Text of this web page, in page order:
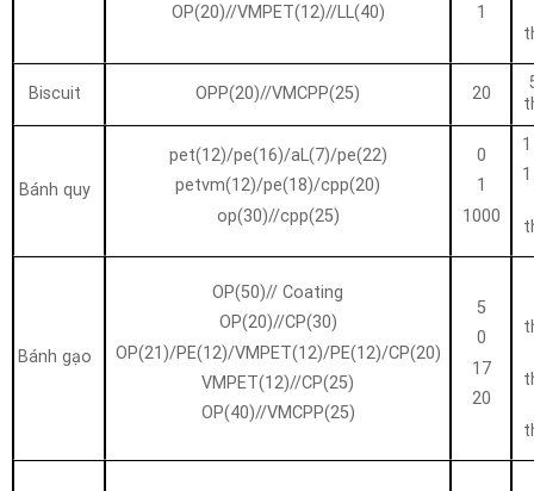
OP(20)//VMPET(12)//LL(40)
1
Biscuit OPP(20)//VMCPP(25) 20
Bánh quy
pet(12)/pe(16)/aL(7)/pe(22)
petvm(12)/pe(18)/cpp(20)
op(30)//cpp(25)
0
1
1000
Bánh gạo
OP(50)// Coating
OP(20)//CP(30)
OP(21)/PE(12)/VMPET(12)/PE(12)/CP(20)
VMPET(12)//CP(25)
OP(40)//VMCPP(25)
5
0
17
20